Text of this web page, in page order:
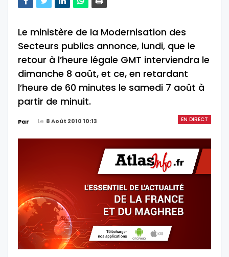
Le ministère de la Modernisation des
Secteurs publics annonce, lundi, que le
retour à l’heure légale GMT interviendra le
dimanche 8 août, et ce, en retardant
l’heure de 60 minutes le samedi 7 août à
partir de minuit.
EN DIRECT
Par Le 8 Août 2010 10:13